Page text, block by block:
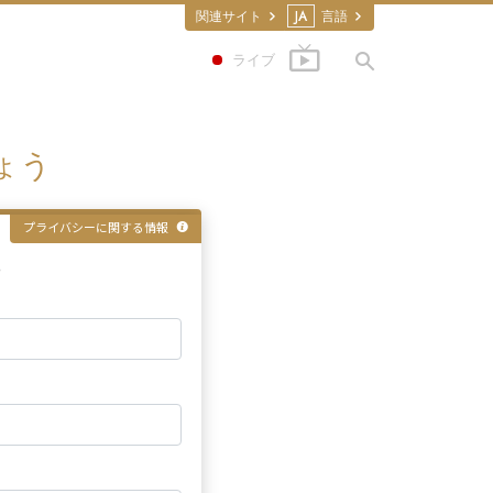
関連サイト JA 言語
ライブ
う
プライバシーに関する情報